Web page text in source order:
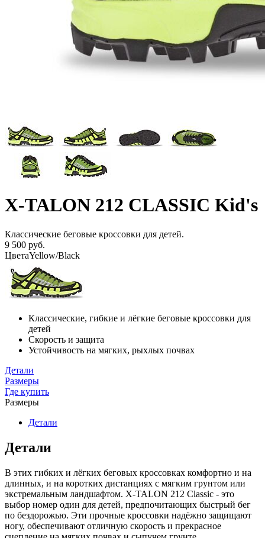
X-TALON 212 CLASSIC Kid's
Классические беговые кроссовки для детей.
9 500 руб.
ЦветаYellow/Black
Классические, гибкие и лёгкие беговые кроссовки для
детей
Скорость и защита
Устойчивость на мягких, рыхлых почвах
Детали
Размеры
Где купить
Размеры
Детали
Детали
В этих гибких и лёгких беговых кроссовках комфортно и на
длинных, и на коротких дистанциях с мягким грунтом или
экстремальным ландшафтом. X-TALON 212 Classic - это
выбор номер один для детей, предпочитающих быстрый бег
по бездорожью. Эти прочные кроссовки надёжно защищают
ногу, обеспечивают отличную скорость и прекрасное